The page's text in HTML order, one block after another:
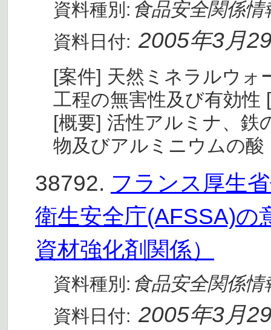
資料種別: 食品安全関係情
資料日付: 2005年3月
[案件] 天然ミネラルウォ
工程の無害性及び有効性
[概要] 活性アルミナ、鉄
物及びアルミニウムの酸
38792. フランス厚生
衛生安全庁(AFSSA)の
資材強化剤関係）
資料種別: 食品安全関係情
資料日付: 2005年3月